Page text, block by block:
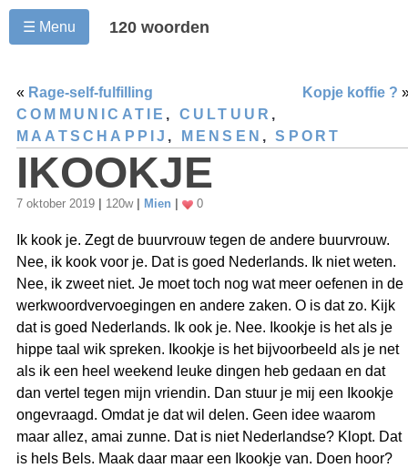
☰ Menu 120 woorden
« Rage-self-fulfilling Kopje koffie ?
COMMUNICATIE , CULTUUR ,
MAATSCHAPPIJ , MENSEN ,SPORT
IKOOKJE
7 oktober 2019 120w Mien 0
Ik kook je. Zegt de buurvrouw tegen de andere buurvrouw.
Nee, ik kook voor je. Dat is goed Nederlands. Ik niet weten.
Nee, ik zweet niet. Je moet toch nog wat meer oefenen in de
werkwoordvervoegingen en andere zaken. O is dat zo. Kijk
dat is goed Nederlands. Ik ook je. Nee. Ikookje is het als je
hippe taal wik spreken. Ikookje is het bijvoorbeeld als je net
als ik een heel weekend leuke dingen heb gedaan en dat
dan vertel tegen mijn vriendin. Dan stuur je mij een Ikookje
ongevraagd. Omdat je dat wil delen. Geen idee waarom
maar allez, amai zunne. Dat is niet Nederlandse? Klopt. Dat
is hels Bels. Maak daar maar een Ikookje van. Doen hoor?